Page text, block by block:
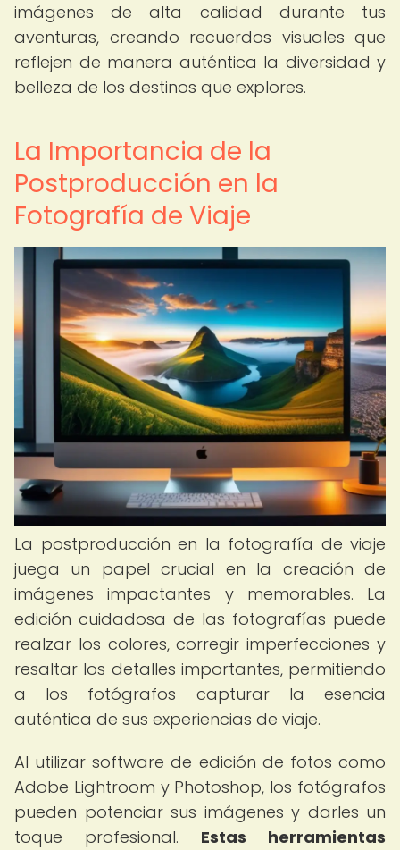
imágenes de alta calidad durante tus
aventuras, creando recuerdos visuales que
reflejen de manera auténtica la diversidad y
belleza de los destinos que explores.
La Importancia de la
Postproducción en la
Fotografía de Viaje
La postproducción en la fotografía de viaje
juega un papel crucial en la creación de
imágenes impactantes y memorables. La
edición cuidadosa de las fotografías puede
realzar los colores, corregir imperfecciones y
resaltar los detalles importantes, permitiendo
a los fotógrafos capturar la esencia
auténtica de sus experiencias de viaje.
Al utilizar software de edición de fotos como
Adobe Lightroom y Photoshop, los fotógrafos
pueden potenciar sus imágenes y darles un
toque profesional. Estas herramientas